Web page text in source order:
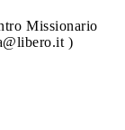
Missionario
)